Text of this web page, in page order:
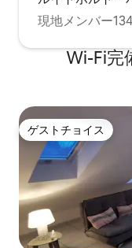
現地メンバー
Wi-Fi完
ゲストチョイス
ゲストチョイス